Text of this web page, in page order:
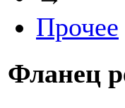
Прочее
Фланец